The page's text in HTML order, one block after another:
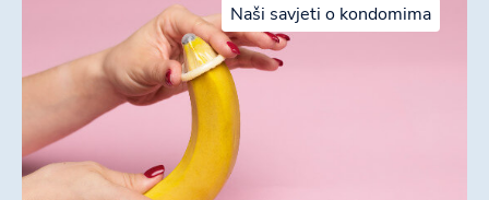
Naši savjeti o kondomima